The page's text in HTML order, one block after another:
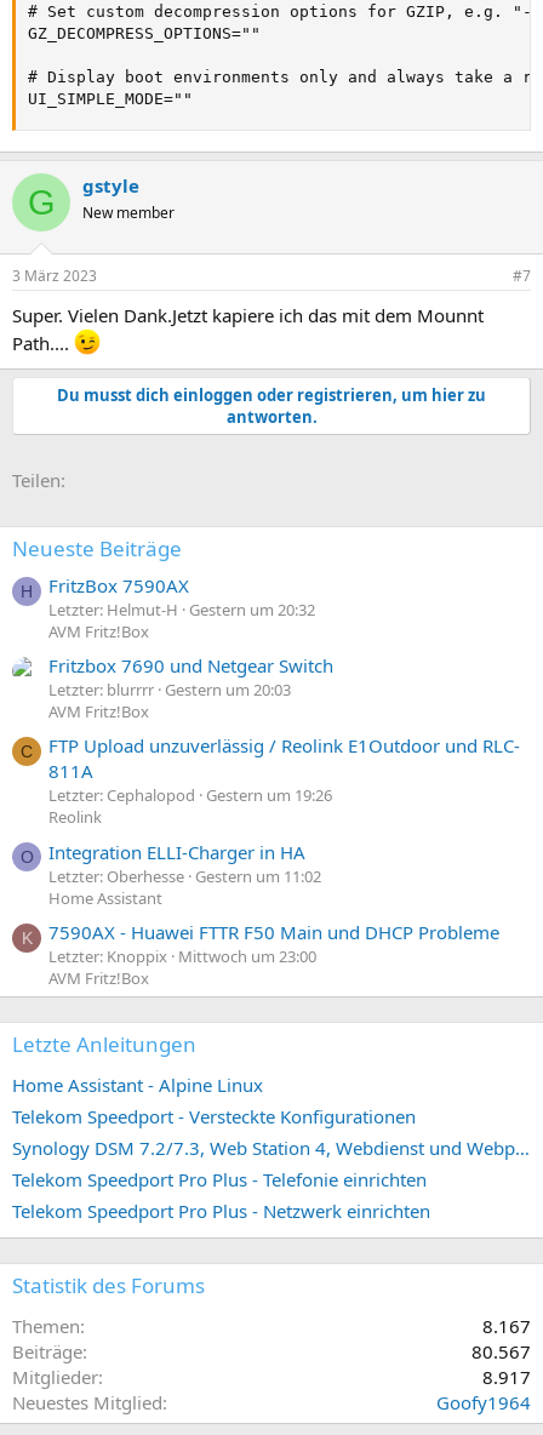
# Set custom decompression options for GZIP, e.g.
GZ_DECOMPRESS_OPTIONS=""
# Display boot environments only and always take a
UI_SIMPLE_MODE=""
G gstyle
New member
3 März 2023 #7
Super. Vielen Dank.Jetzt kapiere ich das mit dem Mounnt
Path....
Du musst dich einloggen oder registrieren, um hier zu
antworten.
Teilen:
Neueste Beiträge
H FritzBox 7590AX
Letzter: Helmut-H
Gestern um 20:32
AVM Fritz!Box
Fritzbox 7690 und Netgear Switch
Letzter: blurrrr Gestern um 20:03
AVM Fritz!Box
C
FTP Upload unzuverlässig / Reolink E1Outdoor und RLC-
811A
Letzter: Cephalopod
Gestern um 19:26
Reolink
O Integration ELLI-Charger in HA
Letzter: Oberhesse Gestern um 11:02
Home Assistant
K 7590AX - Huawei FTTR F50 Main und DHCP Probleme
Letzter: Knoppix Mittwoch um 23:00
AVM Fritz!Box
Letzte Anleitungen
Home Assistant - Alpine Linux
Telekom Speedport - Versteckte Konfigurationen
Synology DSM 7.2/7.3, Web Station 4, Webdienst und Webportal erstellen (ehemals vHost)
Telekom Speedport Pro Plus - Telefonie einrichten
Telekom Speedport Pro Plus - Netzwerk einrichten
Statistik des Forums
Themen
8.167
Beiträge
80.567
Mitglieder
8.917
Neuestes Mitglied
Goofy1964